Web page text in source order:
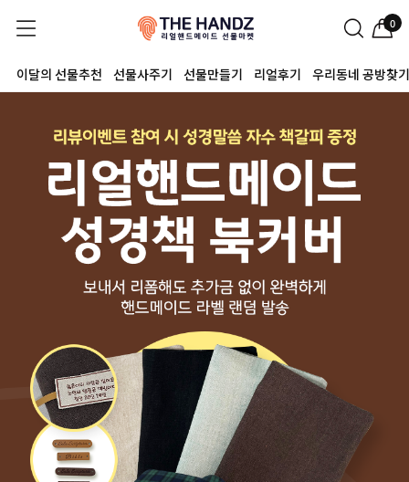
0
이달의 선물추천 선물사주기 선물만들기 리얼후기 우리동네 공방찾기